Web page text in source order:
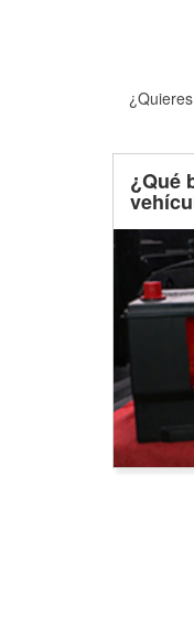
¿Qué